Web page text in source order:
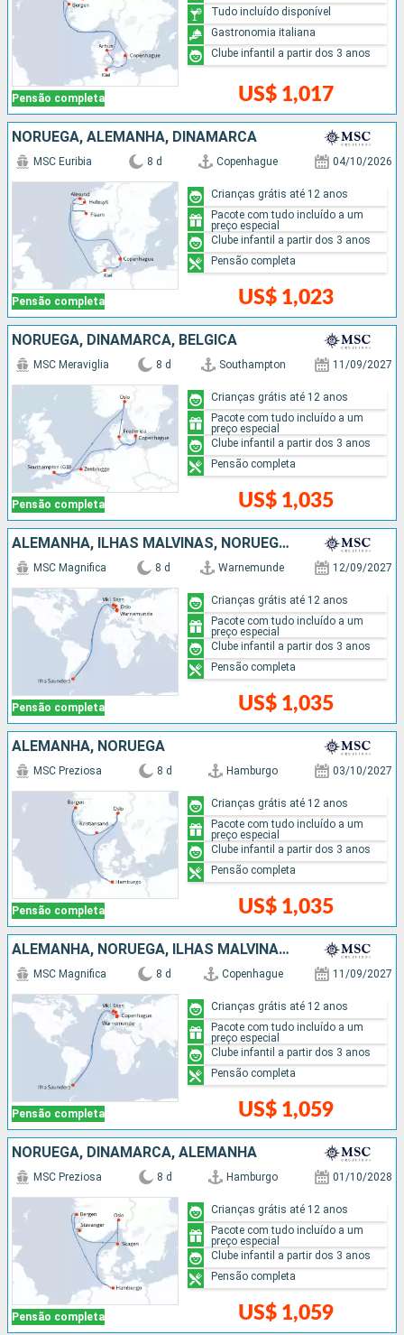
Pensão completa US$ 1,017
Tudo incluído disponível
Gastronomia italiana
Clube infantil a partir dos 3 anos
NORUEGA, ALEMANHA, DINAMARCA
Pensão completa
MSC Euribia 8 d Copenhague 04/10/2026
US$ 1,023
Crianças grátis até 12 anos
Pacote com tudo incluído a um
preço especial
Clube infantil a partir dos 3 anos
Pensão completa
NORUEGA, DINAMARCA, BÉLGICA
Pensão completa
MSC Meraviglia 8 d Southampton 11/09/2027
US$ 1,035
Crianças grátis até 12 anos
Pacote com tudo incluído a um
preço especial
Clube infantil a partir dos 3 anos
Pensão completa
ALEMANHA, ILHAS MALVINAS, NORUEGA, DINAMARCA
Pensão completa
MSC Magnifica 8 d Warnemunde 12/09/2027
US$ 1,035
Crianças grátis até 12 anos
Pacote com tudo incluído a um
preço especial
Clube infantil a partir dos 3 anos
Pensão completa
ALEMANHA, NORUEGA
Pensão completa
MSC Preziosa 8 d Hamburgo 03/10/2027
US$ 1,035
Crianças grátis até 12 anos
Pacote com tudo incluído a um
preço especial
Clube infantil a partir dos 3 anos
Pensão completa
ALEMANHA, NORUEGA, ILHAS MALVINAS, DINAMARCA
Pensão completa
MSC Magnifica 8 d Copenhague 11/09/2027
US$ 1,059
Crianças grátis até 12 anos
Pacote com tudo incluído a um
preço especial
Clube infantil a partir dos 3 anos
Pensão completa
NORUEGA, DINAMARCA, ALEMANHA
Pensão completa
MSC Preziosa 8 d Hamburgo 01/10/2028
US$ 1,059
Crianças grátis até 12 anos
Pacote com tudo incluído a um
preço especial
Clube infantil a partir dos 3 anos
Pensão completa